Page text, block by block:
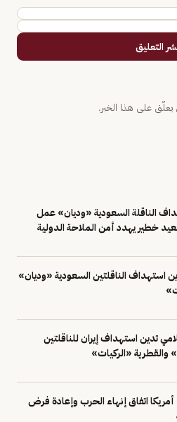
التعليق
على هذا الخبر.
الناقلة السعودية «وديان» عمل
خطير يهدد أمن الملاحة الدولية
استهداف الناقلتين السعودية «وديان»
تدين استهداف إيران للناقلتين
والقطرية «الركيات»
أمريكا اتفاق إنهاء الحرب وإعادة فرض